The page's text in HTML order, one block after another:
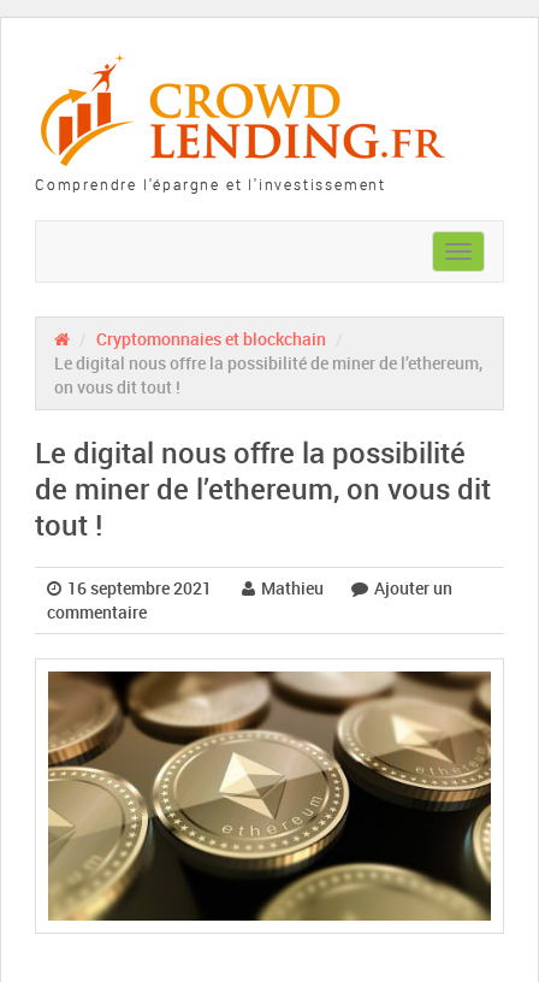
Comprendre l'épargne et l'investissement
Toggle
navigation
Cryptomonnaies et blockchain
Le digital nous offre la possibilité de miner de l’ethereum,
on vous dit tout !
Le digital nous offre la possibilité
de miner de l’ethereum, on vous dit
tout !
16 septembre 2021 Mathieu
Ajouter un
commentaire